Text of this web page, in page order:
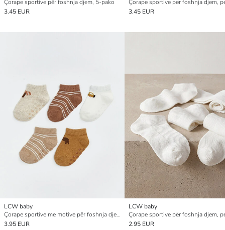
Çorape sportive për foshnja djem, 5-pako
3.45 EUR
3.45 EUR
LCW baby
Çorape sportive me motive për foshnja djem, pesë-pako
3.95 EUR
LCW baby
2.95 EUR